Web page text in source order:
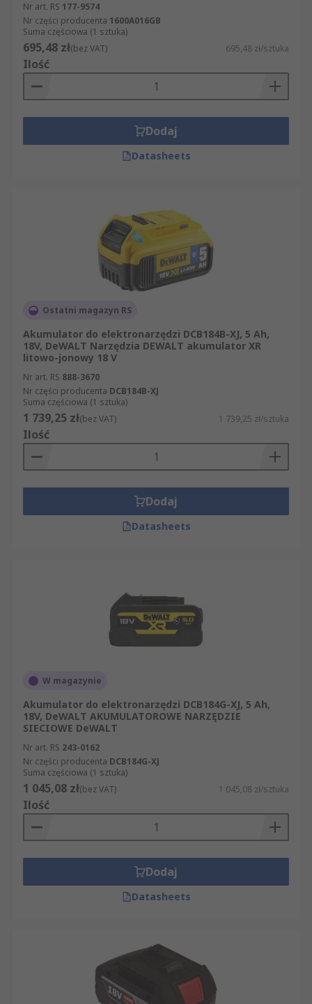
Nr art. RS 177-9574
Nr części producenta 1600A016GB
Suma częściowa (1 sztuka)
695,48 zł(bez VAT) 695,48 zł/sztuka
Ilość
Dodaj
Datasheets
Ostatni magazyn RS
Akumulator do elektronarzędzi DCB184B-XJ, 5 Ah,
18V, DeWALT Narzędzia DEWALT akumulator XR
litowo-jonowy 18 V
Nr art. RS 888-3670
Nr części producenta DCB184B-XJ
Suma częściowa (1 sztuka)
1 739,25 zł(bez VAT) 1 739,25 zł/sztuka
Ilość
Dodaj
Datasheets
W magazynie
Akumulator do elektronarzędzi DCB184G-XJ, 5 Ah,
18V, DeWALT AKUMULATOROWE NARZĘDZIE
SIECIOWE DeWALT
Nr art. RS 243-0162
Nr części producenta DCB184G-XJ
Suma częściowa (1 sztuka)
1 045,08 zł(bez VAT) 1 045,08 zł/sztuka
Ilość
Dodaj
Datasheets